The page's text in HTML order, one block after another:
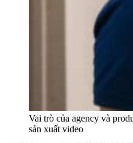
Vai trò của agency và
sản xuất video